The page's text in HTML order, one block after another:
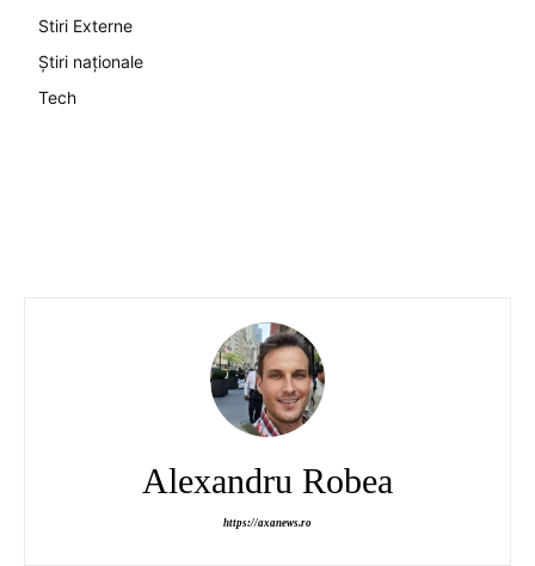
Stiri Externe
Știri naționale
Tech
Alexandru Robea
https://axanews.ro